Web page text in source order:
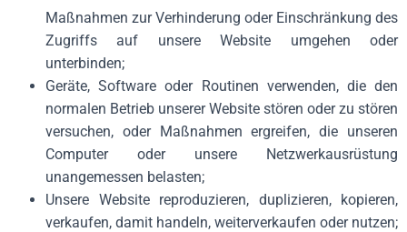
Maßnahmen zur Verhinderung oder Einschränkung des
Zugriffs auf unsere Website umgehen oder
unterbinden;
Geräte, Software oder Routinen verwenden, die den
normalen Betrieb unserer Website stören oder zu stören
versuchen, oder Maßnahmen ergreifen, die unseren
Computer oder unsere Netzwerkausrüstung
unangemessen belasten;
Unsere Website reproduzieren, duplizieren, kopieren,
verkaufen, damit handeln, weiterverkaufen oder nutzen;